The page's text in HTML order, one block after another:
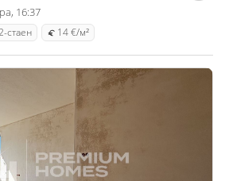
16:37
стаен 14 €/м²